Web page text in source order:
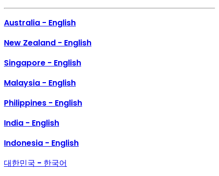
Australia - English
New Zealand - English
Singapore - English
Malaysia - English
Philippines - English
India - English
Indonesia - English
대한민국 - 한국어